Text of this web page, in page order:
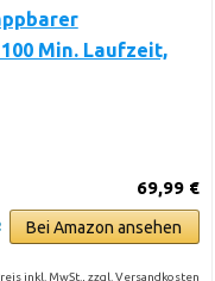
Min. Laufzeit,
69,99 €
Bei Amazon ansehen
inkl. MwSt., zzgl. Versandkosten